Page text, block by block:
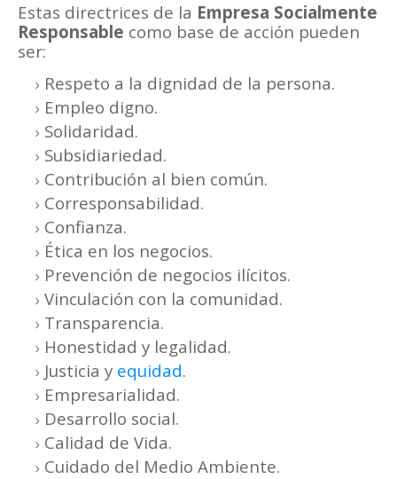
Estas directrices de la Empresa Socialmente
Responsable como base de acción pueden
ser:
Respeto a la dignidad de la persona.
Empleo digno.
Solidaridad.
Subsidiariedad.
Contribución al bien común.
Corresponsabilidad.
Confianza.
Ética en los negocios.
Prevención de negocios ilícitos.
Vinculación con la comunidad.
Transparencia.
Honestidad y legalidad.
Justicia y equidad.
Empresarialidad.
Desarrollo social.
Calidad de Vida.
Cuidado del Medio Ambiente.